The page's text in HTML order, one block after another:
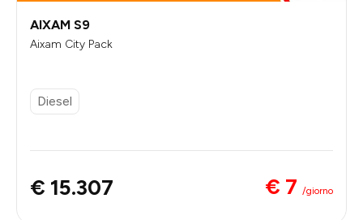
AIXAM S9
Aixam City Pack
Diesel
€ 15.307 € 7 /giorno